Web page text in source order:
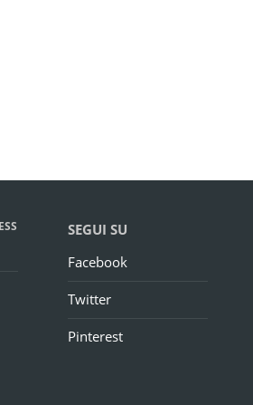
SEGUI SU
Facebook
Twitter
Pinterest